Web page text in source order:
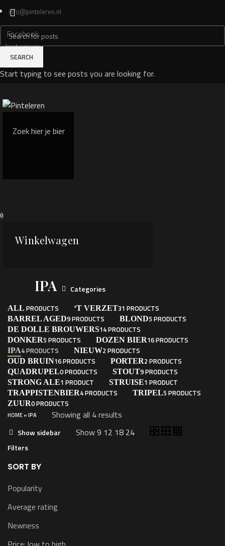
info@pinteleren.nl
Facebook
Instagram
Login
0
Winkelwagen
IPA Categories
ALL PRODUCTS ‘T VERZET31 PRODUCTS
BARREL AGED9 PRODUCTS BLOND5 PRODUCTS
DE DOLLE BROUWERS14 PRODUCTS
DONKER5 PRODUCTS DOZEN BIER16 PRODUCTS
IPA4 PRODUCTS NIEUW2 PRODUCTS
OUD BRUIN16 PRODUCTS PORTER2 PRODUCTS
QUADRUPEL0 PRODUCTS STOUT9 PRODUCTS
STRONG ALE1 PRODUCT STRUISE1 PRODUCT
TRAPPISTENBIER4 PRODUCTS TRIPEL5 PRODUCTS
ZUUR0 PRODUCTS
HOME»IPA Showing all 4 results
Show sidebar Show9 12 18 24
Filters
SORT BY
Popularity
Average rating
Newness
SEARCH
Start typing to see posts you are looking for.